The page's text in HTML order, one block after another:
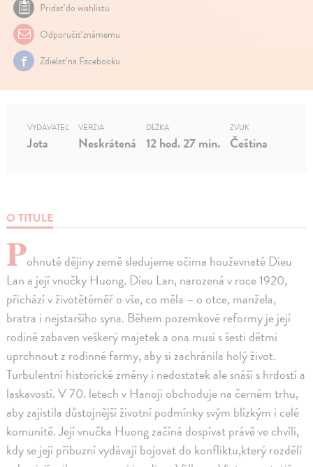
Pridať do wishlistu
Odporučiť známemu
Zdielať na Facebooku
O TITULE
Pohnuté dějiny země sledujeme očima houževnaté Dieu
Lan a její vnučky Huong. Dieu Lan, narozená v roce 1920,
přichází v životětéměř o vše, co měla – o otce, manžela,
bratra i nejstaršího syna. Během pozemkové reformy je její
rodině zabaven veškerý majetek a ona musí s šesti dětmi
uprchnout z rodinné farmy, aby si zachránila holý život.
Turbulentní historické změny i nedostatek ale snáší s hrdostí a
laskavostí. V 70. letech v Hanoji obchoduje na černém trhu,
aby zajistila důstojnější životní podmínky svým blízkým i celé
komunitě. Její vnučka Huong začíná dospívat právě ve chvíli,
kdy se její příbuzní vydávají bojovat do konfliktu,který rozdělí
VYDAVATEĽ
Jota
VERZIA
Neskrátená
DĹŽKA
12 hod. 27 min.
ZVUK
Čeština